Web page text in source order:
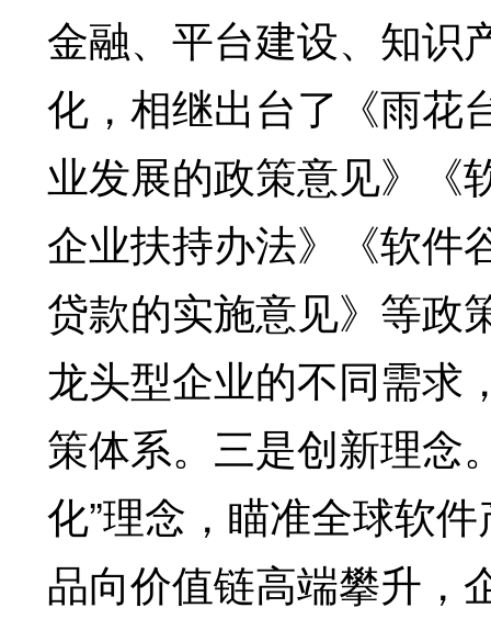
金融、平台建设、知识
化，相继出台了《雨花
业发展的政策意见》《
企业扶持办法》《软件
贷款的实施意见》等政
龙头型企业的不同需求
策体系。三是创新理念
化”理念，瞄准全球软
品向价值链高端攀升，